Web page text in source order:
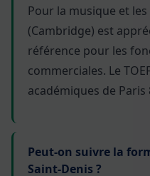
Pour la musique et
(Cambridge) est
référence pour les
commerciales. Le
académiques de Paris
Peut-on suivre la
Saint-Denis ?